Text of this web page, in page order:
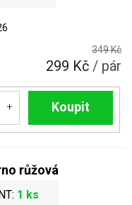
349 Kč
299 Kč / pár
Do košíku
růžová
1 ks